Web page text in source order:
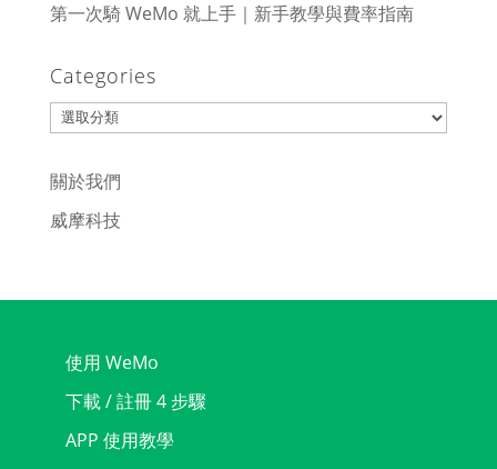
第一次騎 WeMo 就上手｜新手教學與費率指南
Categories
Categories
關於我們
威摩科技
使用 WeMo
下載 / 註冊 4 步驟
APP 使用教學